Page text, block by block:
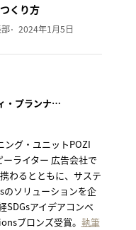
くり方
2024年1月5日
伊藤 恵（サステナビリティ・プランナー）
ング・ユニットPOZI
ライター 広告会社で
わるとともに、サステ
のソリューションを企
SDGsアイデアコンペ
ブロンズ受賞。 執筆